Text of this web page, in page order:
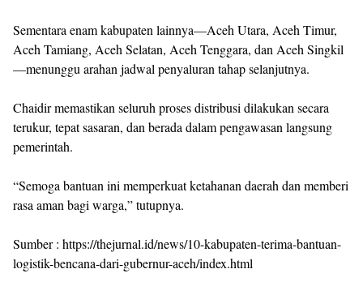
Sementara enam kabupaten lainnya—Aceh Utara, Aceh Timur,
Aceh Tamiang, Aceh Selatan, Aceh Tenggara, dan Aceh Singkil
—menunggu arahan jadwal penyaluran tahap selanjutnya.
Chaidir memastikan seluruh proses distribusi dilakukan secara
terukur, tepat sasaran, dan berada dalam pengawasan langsung
pemerintah.
“Semoga bantuan ini memperkuat ketahanan daerah dan memberi
rasa aman bagi warga,” tutupnya.
Sumber : https://thejurnal.id/news/10-kabupaten-terima-bantuan-
logistik-bencana-dari-gubernur-aceh/index.html